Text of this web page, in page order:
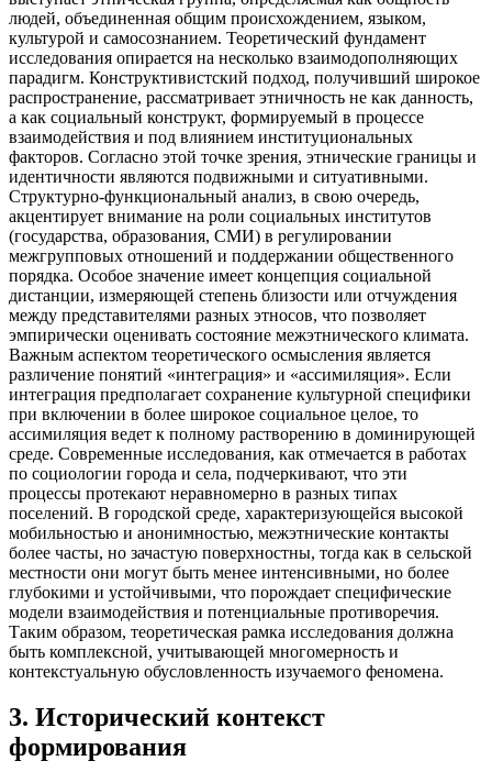
людей, объединенная общим происхождением, языком,
культурой и самосознанием. Теоретический фундамент
исследования опирается на несколько взаимодополняющих
парадигм. Конструктивистский подход, получивший широкое
распространение, рассматривает этничность не как данность,
а как социальный конструкт, формируемый в процессе
взаимодействия и под влиянием институциональных
факторов. Согласно этой точке зрения, этнические границы и
идентичности являются подвижными и ситуативными.
Структурно-функциональный анализ, в свою очередь,
акцентирует внимание на роли социальных институтов
(государства, образования, СМИ) в регулировании
межгрупповых отношений и поддержании общественного
порядка. Особое значение имеет концепция социальной
дистанции, измеряющей степень близости или отчуждения
между представителями разных этносов, что позволяет
эмпирически оценивать состояние межэтнического климата.
Важным аспектом теоретического осмысления является
различение понятий «интеграция» и «ассимиляция». Если
интеграция предполагает сохранение культурной специфики
при включении в более широкое социальное целое, то
ассимиляция ведет к полному растворению в доминирующей
среде. Современные исследования, как отмечается в работах
по социологии города и села, подчеркивают, что эти
процессы протекают неравномерно в разных типах
поселений. В городской среде, характеризующейся высокой
мобильностью и анонимностью, межэтнические контакты
более часты, но зачастую поверхностны, тогда как в сельской
местности они могут быть менее интенсивными, но более
глубокими и устойчивыми, что порождает специфические
модели взаимодействия и потенциальные противоречия.
Таким образом, теоретическая рамка исследования должна
быть комплексной, учитывающей многомерность и
контекстуальную обусловленность изучаемого феномена.
3. Исторический контекст
формирования